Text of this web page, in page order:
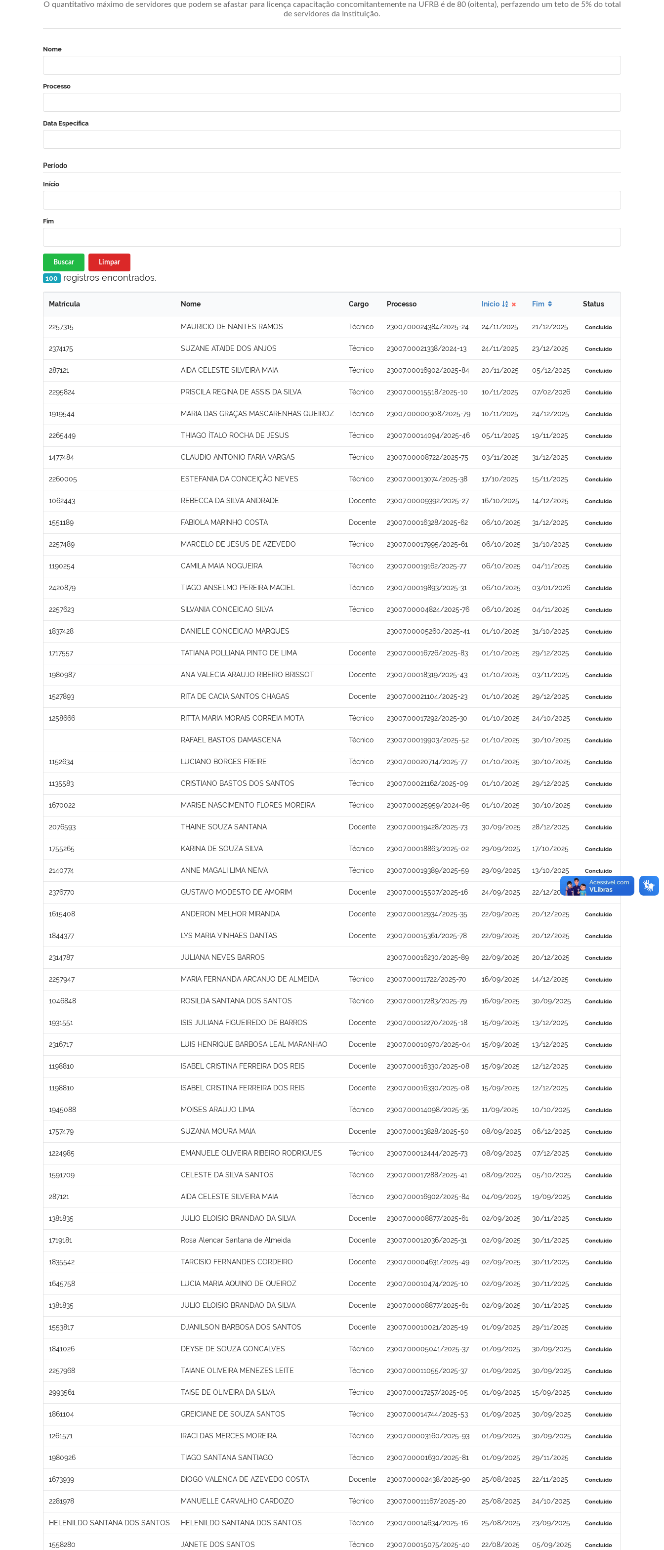
O quantitativo máximo de servidores que podem se afastar para licença capacitação concomitantemente na UFRB é de 80 (oitenta), perfazendo um teto de 5% do total
de servidores da Instituição.
Nome
Processo
Data Específica
Período
Início
Fim
Buscar Limpar
100 registros encontrados.
Matrícula Nome Cargo Processo Início Fim Status
2257315 MAURICIO DE NANTES RAMOS Técnico 23007.00024384/2025-24 24/11/2025 21/12/2025 Concluído
2374175 SUZANE ATAIDE DOS ANJOS Técnico 23007.00021338/2024-13 24/11/2025 23/12/2025 Concluído
287121 AIDA CELESTE SILVEIRA MAIA Técnico 23007.00016902/2025-84 20/11/2025 05/12/2025 Concluído
2295824 PRISCILA REGINA DE ASSIS DA SILVA Técnico 23007.00015518/2025-10 10/11/2025 07/02/2026 Concluído
1919544 MARIA DAS GRAÇAS MASCARENHAS QUEIROZ Técnico 23007.00000308/2025-79 10/11/2025 24/12/2025 Concluído
2265449 THIAGO ÍTALO ROCHA DE JESUS Técnico 23007.00014094/2025-46 05/11/2025 19/11/2025 Concluído
1477484 CLAUDIO ANTONIO FARIA VARGAS Técnico 23007.00008722/2025-75 03/11/2025 31/12/2025 Concluído
2260005 ESTEFANIA DA CONCEIÇÃO NEVES Técnico 23007.00013074/2025-38 17/10/2025 15/11/2025 Concluído
1062443 REBECCA DA SILVA ANDRADE Docente 23007.00009392/2025-27 16/10/2025 14/12/2025 Concluído
1551189 FABIOLA MARINHO COSTA Docente 23007.00016328/2025-62 06/10/2025 31/12/2025 Concluído
2257489 MARCELO DE JESUS DE AZEVEDO Técnico 23007.00017995/2025-61 06/10/2025 31/10/2025 Concluído
1190254 CAMILA MAIA NOGUEIRA Técnico 23007.00019162/2025-77 06/10/2025 04/11/2025 Concluído
2420879 TIAGO ANSELMO PEREIRA MACIEL Técnico 23007.00019893/2025-31 06/10/2025 03/01/2026 Concluído
2257623 SILVANIA CONCEICAO SILVA Técnico 23007.00004824/2025-76 06/10/2025 04/11/2025 Concluído
1837428 DANIELE CONCEICAO MARQUES 23007.00005260/2025-41 01/10/2025 31/10/2025 Concluído
1717557 TATIANA POLLIANA PINTO DE LIMA Docente 23007.00016726/2025-83 01/10/2025 29/12/2025 Concluído
1980987 ANA VALECIA ARAUJO RIBEIRO BRISSOT Docente 23007.00018319/2025-43 01/10/2025 03/11/2025 Concluído
1527893 RITA DE CACIA SANTOS CHAGAS Docente 23007.00021104/2025-23 01/10/2025 29/12/2025 Concluído
1258666 RITTA MARIA MORAIS CORREIA MOTA Técnico 23007.00017292/2025-30 01/10/2025 24/10/2025 Concluído
RAFAEL BASTOS DAMASCENA Técnico 23007.00019903/2025-52 01/10/2025 30/10/2025 Concluído
1152634 LUCIANO BORGES FREIRE Técnico 23007.00020714/2025-77 01/10/2025 30/10/2025 Concluído
1135583 CRISTIANO BASTOS DOS SANTOS Técnico 23007.00021162/2025-09 01/10/2025 29/12/2025 Concluído
1670022 MARISE NASCIMENTO FLORES MOREIRA Técnico 23007.00025959/2024-85 01/10/2025 30/10/2025 Concluído
2076593 THAINE SOUZA SANTANA Docente 23007.00019428/2025-73 30/09/2025 28/12/2025 Concluído
1755265 KARINA DE SOUZA SILVA Técnico 23007.00018863/2025-02 29/09/2025 17/10/2025 Concluído
2140774 ANNE MAGALI LIMA NEIVA Técnico 23007.00019389/2025-59 29/09/2025 13/10/2025 Concluído
2376770 GUSTAVO MODESTO DE AMORIM Docente 23007.00015507/2025-16 24/09/2025 22/12/2025 Concluído
1615408 ANDERON MELHOR MIRANDA Docente 23007.00012934/2025-35 22/09/2025 20/12/2025 Concluído
1844377 LYS MARIA VINHAES DANTAS Docente 23007.00015361/2025-78 22/09/2025 20/12/2025 Concluído
2314787 JULIANA NEVES BARROS 23007.00016230/2025-89 22/09/2025 20/12/2025 Concluído
2257947 MARIA FERNANDA ARCANJO DE ALMEIDA Técnico 23007.00011722/2025-70 16/09/2025 14/12/2025 Concluído
1046848 ROSILDA SANTANA DOS SANTOS Técnico 23007.00017283/2025-79 16/09/2025 30/09/2025 Concluído
1931551 ISIS JULIANA FIGUEIREDO DE BARROS Docente 23007.00012270/2025-18 15/09/2025 13/12/2025 Concluído
2316717 LUIS HENRIQUE BARBOSA LEAL MARANHAO Docente 23007.00010970/2025-04 15/09/2025 13/12/2025 Concluído
1198810 ISABEL CRISTINA FERREIRA DOS REIS Docente 23007.00016330/2025-08 15/09/2025 12/12/2025 Concluído
1198810 ISABEL CRISTINA FERREIRA DOS REIS Docente 23007.00016330/2025-08 15/09/2025 12/12/2025 Concluído
1945088 MOISES ARAUJO LIMA Técnico 23007.00014098/2025-35 11/09/2025 10/10/2025 Concluído
1757479 SUZANA MOURA MAIA Docente 23007.00013828/2025-50 08/09/2025 06/12/2025 Concluído
1224985 EMANUELE OLIVEIRA RIBEIRO RODRIGUES Técnico 23007.00012444/2025-73 08/09/2025 07/12/2025 Concluído
1591709 CELESTE DA SILVA SANTOS Técnico 23007.00017288/2025-41 08/09/2025 05/10/2025 Concluído
287121 AIDA CELESTE SILVEIRA MAIA Técnico 23007.00016902/2025-84 04/09/2025 19/09/2025 Concluído
1381835 JULIO ELOISIO BRANDAO DA SILVA Docente 23007.00008877/2025-61 02/09/2025 30/11/2025 Concluído
1719181 Rosa Alencar Santana de Almeida Docente 23007.00012036/2025-31 02/09/2025 30/11/2025 Concluído
1835542 TARCISIO FERNANDES CORDEIRO Docente 23007.00004631/2025-49 02/09/2025 30/11/2025 Concluído
1645758 LUCIA MARIA AQUINO DE QUEIROZ Docente 23007.00010474/2025-10 02/09/2025 30/11/2025 Concluído
1381835 JULIO ELOISIO BRANDAO DA SILVA Docente 23007.00008877/2025-61 02/09/2025 30/11/2025 Concluído
1553817 DJANILSON BARBOSA DOS SANTOS Docente 23007.00010021/2025-19 01/09/2025 29/11/2025 Concluído
1841026 DEYSE DE SOUZA GONCALVES Técnico 23007.00005041/2025-37 01/09/2025 30/09/2025 Concluído
2257968 TAIANE OLIVEIRA MENEZES LEITE Técnico 23007.00011055/2025-37 01/09/2025 30/09/2025 Concluído
2993561 TAISE DE OLIVEIRA DA SILVA Técnico 23007.00017257/2025-05 01/09/2025 15/09/2025 Concluído
1861104 GREICIANE DE SOUZA SANTOS Técnico 23007.00014744/2025-53 01/09/2025 30/09/2025 Concluído
1261571 IRACI DAS MERCES MOREIRA Técnico 23007.00003160/2025-93 01/09/2025 30/09/2025 Concluído
1980926 TIAGO SANTANA SANTIAGO Técnico 23007.00001630/2025-81 01/09/2025 29/11/2025 Concluído
1673939 DIOGO VALENCA DE AZEVEDO COSTA Docente 23007.00002438/2025-90 25/08/2025 22/11/2025 Concluído
2281978 MANUELLE CARVALHO CARDOZO Técnico 23007.00011167/2025-20 25/08/2025 24/10/2025 Concluído
HELENILDO SANTANA DOS SANTOS HELENILDO SANTANA DOS SANTOS Técnico 23007.00014634/2025-16 25/08/2025 23/09/2025 Concluído
1558280 JANETE DOS SANTOS Técnico 23007.00015075/2025-40 22/08/2025 05/09/2025 Concluído